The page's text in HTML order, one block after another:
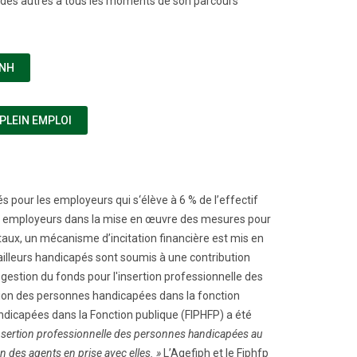
EMPLOI
les employeurs qui s‘élève à 6 % de l’effectif
dans la mise en œuvre des mesures pour
un mécanisme d’incitation financière est mis en
handicapés sont soumis à une contribution
du fonds pour l'insertion professionnelle des
des personnes handicapées dans la fonction
dans la Fonction publique (FIPHFP) a été
professionnelle des personnes handicapées au
agents en prise avec elles. »L’Agefiph et le Fiphfp